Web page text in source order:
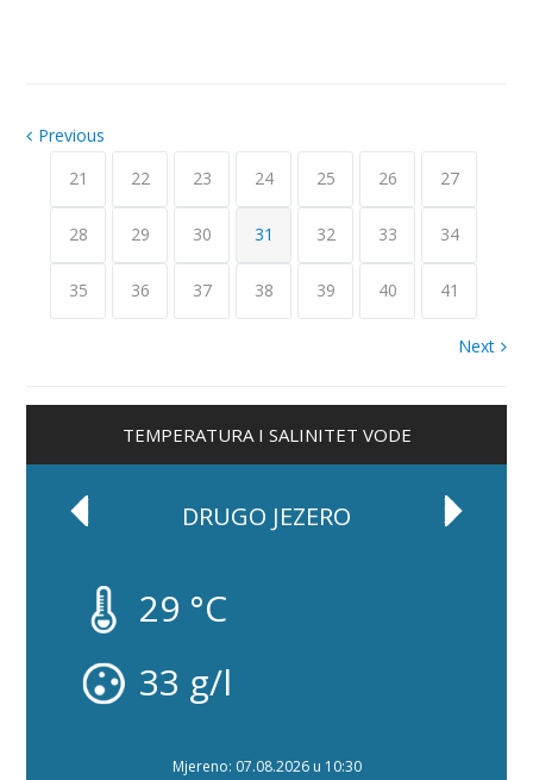
Previous
21
22 23 24 25 26 27
28 29 30 31 32 33 34
35 36 37 38 39 40 41
Next
TEMPERATURA I SALINITET VODE
DRUGO JEZERO
29 °C
33 g/l
Mjereno: 07.08.2026 u 10:30